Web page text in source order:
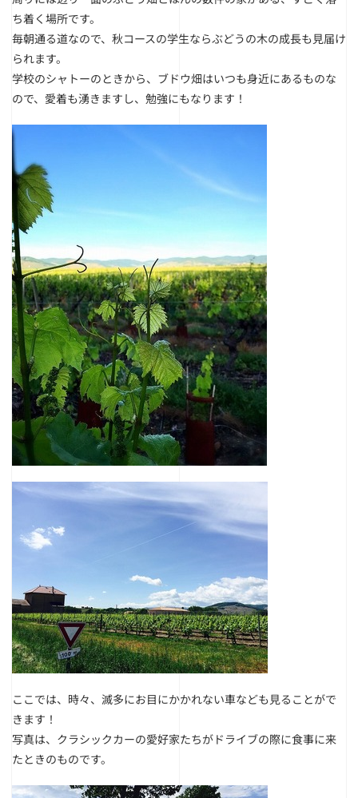
ち着く場所です。
毎朝通る道なので、秋コースの学生ならぶどうの木の成長も見届け
られます。
学校のシャトーのときから、ブドウ畑はいつも身近にあるものな
ので、愛着も湧きますし、勉強にもなります！
ここでは、時々、滅多にお目にかかれない車なども見ることがで
きます！
写真は、クラシックカーの愛好家たちがドライブの際に食事に来
たときのものです。